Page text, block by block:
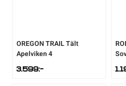
OREGON TRAILTält
Apelviken 4
3.599:-